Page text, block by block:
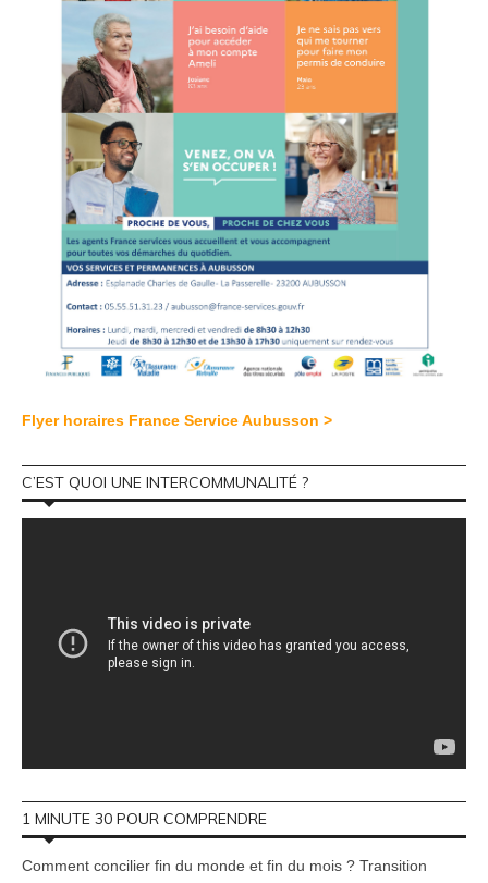
Flyer horaires France Service Aubusson >
C’EST QUOI UNE INTERCOMMUNALITÉ ?
1 MINUTE 30 POUR COMPRENDRE
Comment concilier fin du monde et fin du mois ? Transition